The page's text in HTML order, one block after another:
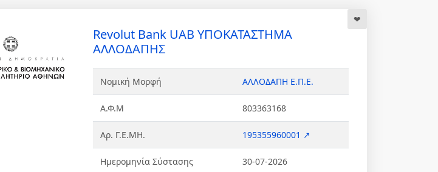
Revolut Bank UAB ΥΠΟΚΑΤΑΣΤΗΜΑ
ΑΛΛΟΔΑΠΗΣ
Νομική Μορφή ΑΛΛΟΔΑΠΗ Ε.Π.Ε.
Α.Φ.Μ 803363168
Αρ. Γ.Ε.ΜΗ. 195355960001 ↗
Ημερομηνία Σύστασης 30-07-2026